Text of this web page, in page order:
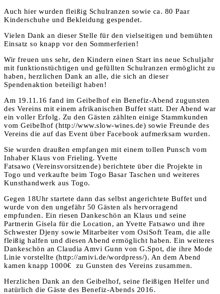
Auch hier wurden fleißig Schulranzen sowie ca. 80 Paar
Kinderschuhe und Bekleidung gespendet.
Vielen Dank an dieser Stelle für den vielseitigen und bemühten
Einsatz so knapp vor den Sommerferien!
Wir freuen uns sehr, den Kindern einen Start ins neue Schuljahr
mit funktionstüchtigen und gefüllten Schulranzen ermöglicht zu
haben, herzlichen Dank an alle, die sich an dieser
Spendenaktion beteiligt haben!
Am 19.11.16 fand im Geibelhof ein Benefiz-Abend zugunsten
des Vereins mit einem afrikanischen Buffet statt. Der Abend war
ein voller Erfolg. Zu den Gästen zählten einige Stammkunden
vom Geibelhof (http://www.slow-wines.de) sowie Freunde des
Vereins die auf das Event über Facebook aufmerksam wurden.
Sie wurden draußen empfangen mit einem tollen Punsch vom
Inhaber Klaus von Frieling. Yvette
Fatsawo (Vereinsvorsitzende) berichtete über die Projekte in
Togo und verkaufte beim Togo Basar Taschen und weiteres
Kunsthandwerk aus Togo.
Gegen 18Uhr startete dann das selbst angerichtete Buffet und
wurde von den ungefähr 50 Gästen als hervorragend
empfunden. Ein riesen Dankeschön an Klaus und seine
Partnerin Gisela für die Location, an Yvette Fatsawo und ihre
Schwester Djeny sowie Mitarbeiter vom OsiSoft Team, die alle
fleißig halfen und diesen Abend ermöglicht haben. Ein weiteres
Dankeschön an Claudia Amvi Gunn von G.Spot, die ihre Mode
Linie vorstellte (http://amivi.de/wordpress/). An dem Abend
kamen knapp 1000€ zu Gunsten des Vereins zusammen.
Herzlichen Dank an den Geibelhof, seine fleißigen Helfer und
natürlich die Gäste des Benefiz-Abends 2016.